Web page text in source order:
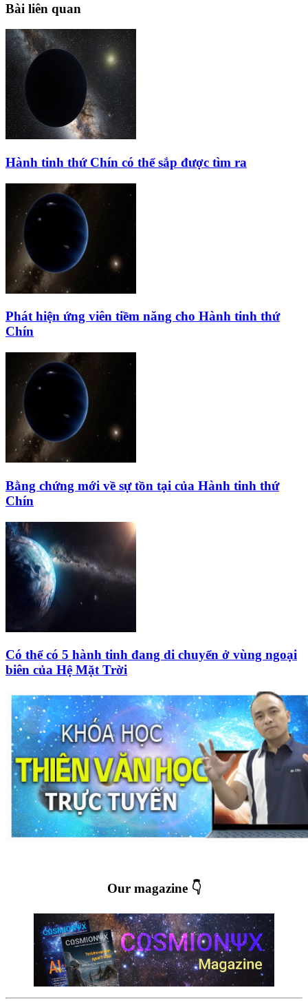
Bài liên quan
Hành tinh thứ Chín có thể sắp được tìm ra
Phát hiện ứng viên tiềm năng cho Hành tinh thứ
Chín
Bằng chứng mới về sự tồn tại của Hành tinh thứ
Chín
Có thể có 5 hành tinh đang di chuyển ở vùng ngoại
biên của Hệ Mặt Trời
Our magazine 👇